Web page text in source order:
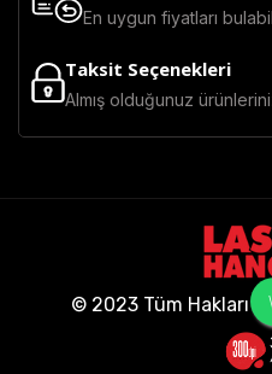
En uygun fiyatları
Taksit Seçenekleri
Almış olduğunuz
© 2023 Tüm Hakları